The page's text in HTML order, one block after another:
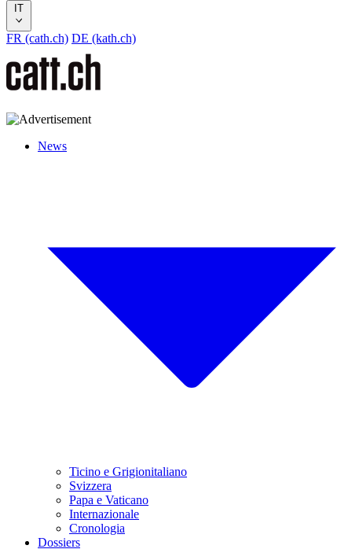
IT
FR (cath.ch) DE (kath.ch)
News
Ticino e Grigionitaliano
Svizzera
Papa e Vaticano
Internazionale
Cronologia
Dossiers